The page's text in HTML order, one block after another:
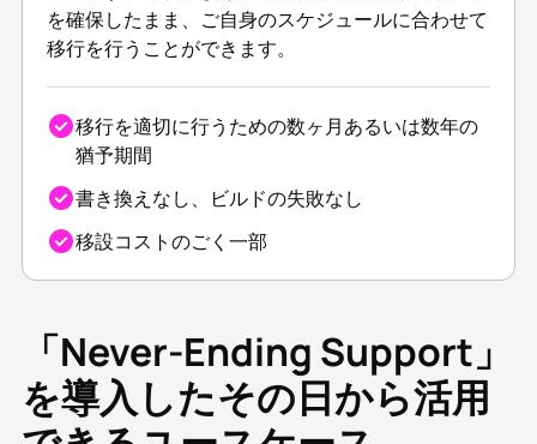
を確保したまま、ご自身のスケジュールに合わせて
移行を行うことができます。
移行を適切に行うための数ヶ月あるいは数年の
猶予期間
書き換えなし、ビルドの失敗なし
移設コストのごく一部
「Never-Ending Support」
を導入したその日から活用